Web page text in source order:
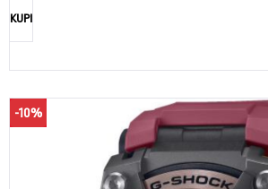
KUPI
-10%